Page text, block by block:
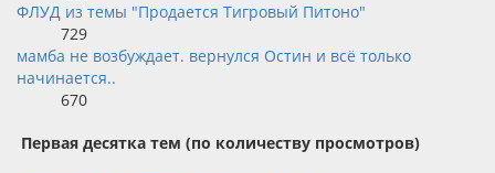
ФЛУД из темы "Продается Тигровый Питоно"
729
мамба не возбуждает. вернулся Остин и всё только
начинается..
670
Первая десятка тем (по количеству просмотров)